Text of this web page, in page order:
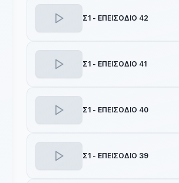
Σ1 - ΕΠΕΙΣΟΔΙΟ 42
Σ1 - ΕΠΕΙΣΟΔΙΟ 41
Σ1 - ΕΠΕΙΣΟΔΙΟ 40
Σ1 - ΕΠΕΙΣΟΔΙΟ 39